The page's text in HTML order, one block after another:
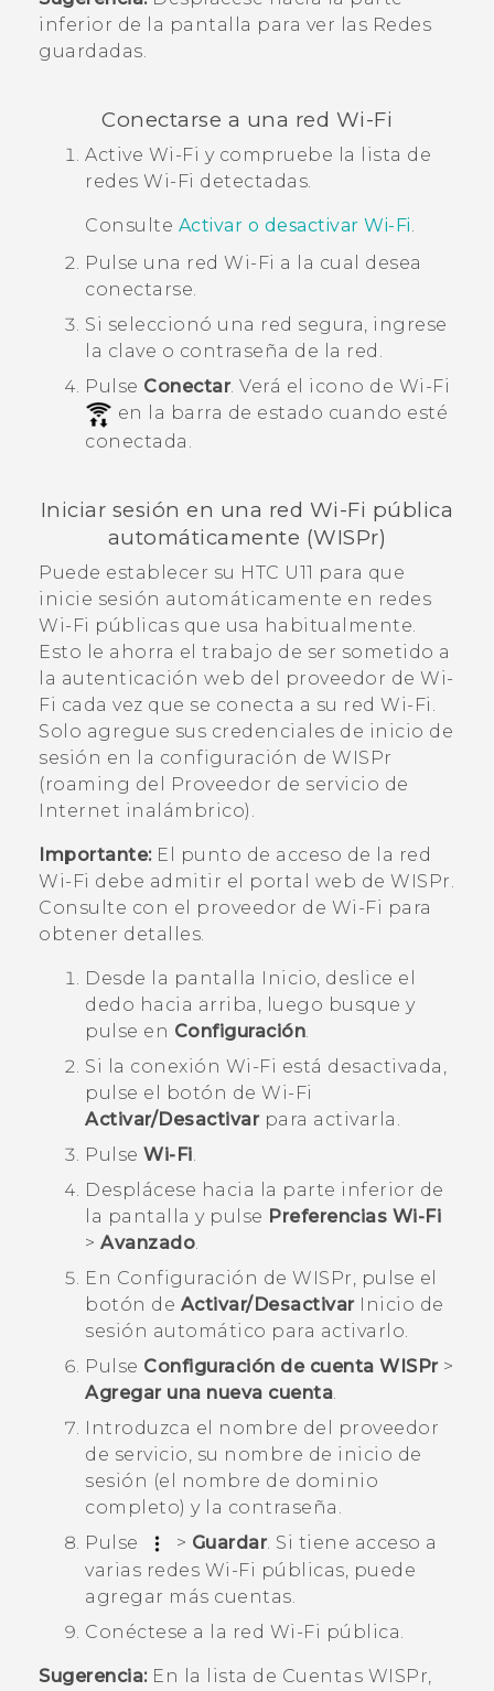
inferior de la pantalla para ver las Redes
guardadas.
Conectarse a una red Wi‍-Fi
Active Wi‍-Fi y compruebe la lista de
redes Wi‍-Fi detectadas.
Consulte Activar o desactivar Wi‍-Fi.
Pulse una red Wi‍-Fi a la cual desea
conectarse.
Si seleccionó una red segura, ingrese
la clave o contraseña de la red.
Pulse Conectar. Verá el icono de Wi‍-Fi
en la barra de estado cuando esté
conectada.
Iniciar sesión en una red Wi‍-Fi pública
automáticamente (WISPr)
Puede establecer su HTC U11 para que
inicie sesión automáticamente en redes
Wi‍-Fi públicas que usa habitualmente.
Esto le ahorra el trabajo de ser sometido a
la autenticación web del proveedor de Wi‍-
Fi cada vez que se conecta a su red Wi‍-Fi .
Solo agregue sus credenciales de inicio de
sesión en la configuración de WISPr
(roaming del Proveedor de servicio de
Internet inalámbrico).
Importante:El punto de acceso de la red
Wi‍-Fi debe admitir el portal web de WISPr.
Consulte con el proveedor de Wi‍-Fi para
obtener detalles.
Desde la pantalla Inicio, deslice el
dedo hacia arriba, luego busque y
pulse en Configuración.
Si la conexión Wi‍-Fi está desactivada,
pulse el botón de Wi‍-Fi
Activar/Desactivarpara activarla.
Pulse Wi-Fi.
Desplácese hacia la parte inferior de
la pantalla y pulse Preferencias Wi-Fi
> Avanzado.
En Configuración de WISPr, pulse el
botón de Activar/DesactivarInicio de
sesión automático para activarlo.
Pulse Configuración de cuenta WISPr>
Agregar una nueva cuenta.
Introduzca el nombre del proveedor
de servicio, su nombre de inicio de
sesión (el nombre de dominio
completo) y la contraseña.
Pulse
> Guardar. Si tiene acceso a
varias redes Wi‍-Fi públicas, puede
agregar más cuentas.
Conéctese a la red Wi‍-Fi pública.
Sugerencia:En la lista de Cuentas WISPr,